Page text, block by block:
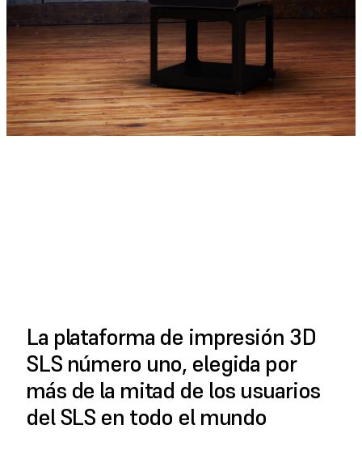
La plataforma de impresión 3D
SLS número uno, elegida por
más de la mitad de los usuarios
del SLS en todo el mundo